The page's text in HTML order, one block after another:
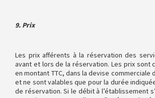
9. Prix
Les prix afférents à la réservation des
avant et lors de la réservation. Les prix sont
en montant TTC, dans la devise commerciale
et ne sont valables que pour la durée
de réservation. Si le débit à l’établissement